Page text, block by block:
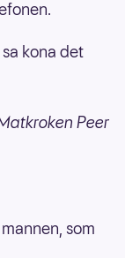
kona det
Peer
som